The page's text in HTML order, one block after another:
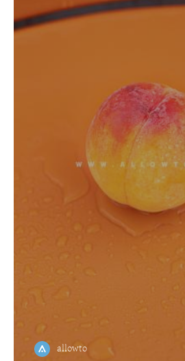
allowto